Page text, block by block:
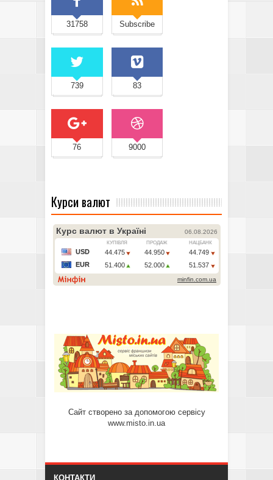
31758 Subscribe
739 83
76 9000
Курси валют
Сайт створено за допомогою сервісу
www.misto.in.ua
КОНТАКТИ